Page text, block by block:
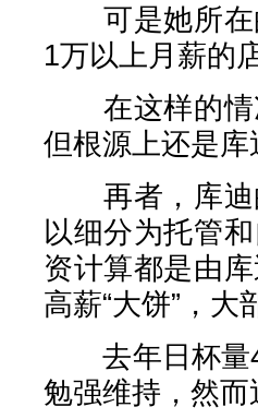
可是她所在
1万以上月薪的
在这样的情
但根源上还是
再者，库迪
以细分为托管
资计算都是由
高薪“大饼”，
去年日杯量
勉强维持，然